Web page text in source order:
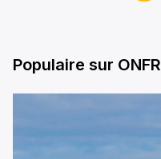
Populaire sur ONFR